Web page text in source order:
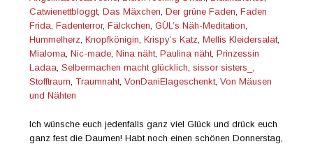
Catwienettbloggt,Das Mäxchen ,Der grüne Faden ,Faden
Frida ,Fadenterror,Fälckchen ,GÜL’s Näh-Meditation
Hummelherz ,Knopfkönigin ,Krispy’s Katz ,Mellis Kleidersalat,
Mialoma ,Nic-made ,Nina näht,Paulina näht,Prinzessin
Ladaa ,Selbermachen macht glücklich ,sissor sisters_,
Stofftraum ,Traumnaht,VonDaniElageschenkt,Von Mäusen
und Nähten
Ich wünsche euch jedenfalls ganz viel Glück und drück euch
ganz fest die Daumen! Habt noch einen schönen Donnerstag,